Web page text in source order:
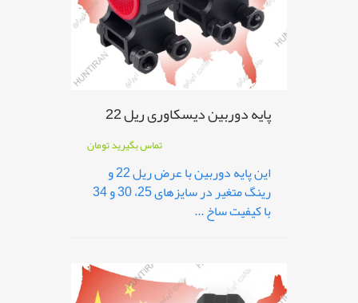
پایه دوربین دیسکاوری ریل 22
تماس بگیریدتومان
این پایه دوربین با عرض ریل 22 و
رینگ متغیر در سایزهای 25، 30 و 34
با کیفیت ساخ ...